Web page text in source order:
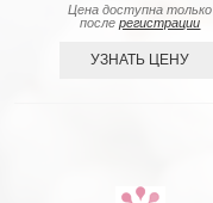
Цена доступна только
послерегистрации
УЗНАТЬ ЦЕНУ